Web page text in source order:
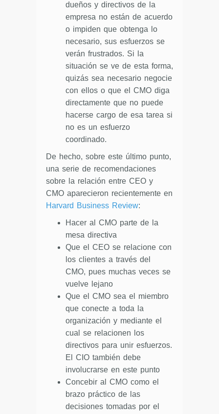
dueños y directivos de la
empresa no están de acuerdo
o impiden que obtenga lo
necesario, sus esfuerzos se
verán frustrados. Si la
situación se ve de esta forma,
quizás sea necesario negocie
con ellos o que el CMO diga
directamente que no puede
hacerse cargo de esa tarea si
no es un esfuerzo
coordinado.
De hecho, sobre este último punto,
una serie de recomendaciones
sobre la relación entre CEO y
CMO aparecieron recientemente en
Harvard Business Review:
Hacer al CMO parte de la
mesa directiva
Que el CEO se relacione con
los clientes a través del
CMO, pues muchas veces se
vuelve lejano
Que el CMO sea el miembro
que conecte a toda la
organización y mediante el
cual se relacionen los
directivos para unir esfuerzos.
El CIO también debe
involucrarse en este punto
Concebir al CMO como el
brazo práctico de las
decisiones tomadas por el